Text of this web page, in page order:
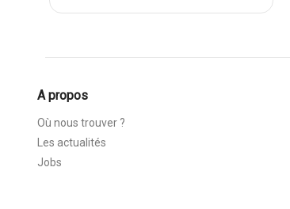
A propos
Où nous trouver ?
Les actualités
Jobs